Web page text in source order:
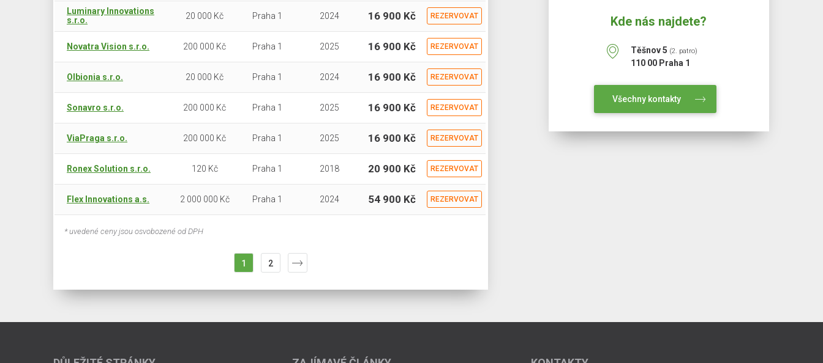
Luminary Innovations
s.r.o.
20 000 Kč Praha 1 2024 16 900 Kč REZERVOVAT
Novatra Vision s.r.o. 200 000 Kč Praha 1 2025 16 900 Kč REZERVOVAT
Olbionia s.r.o. 20 000 Kč Praha 1 2024 16 900 Kč REZERVOVAT
Sonavro s.r.o. 200 000 Kč Praha 1 2025 16 900 Kč REZERVOVAT
ViaPraga s.r.o. 200 000 Kč Praha 1 2025 16 900 Kč REZERVOVAT
Ronex Solution s.r.o. 120 Kč Praha 1 2018 20 900 Kč REZERVOVAT
Flex Innovations a.s. 2 000 000 Kč Praha 1 2024 54 900 Kč REZERVOVAT
* uvedené ceny jsou osvobozené od DPH
1 2
Kde nás najdete?
Těšnov 5 (2. patro)
110 00 Praha 1
Všechny kontakty